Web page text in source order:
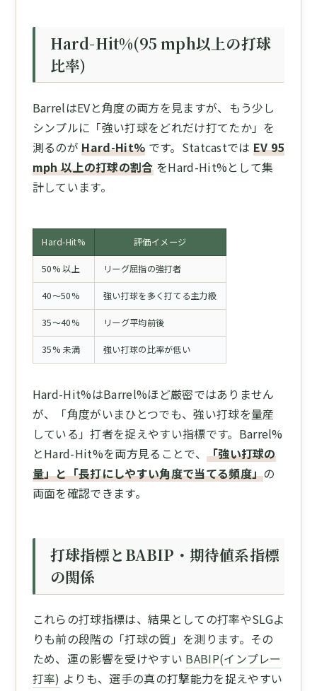
Hard-Hit%(95 mph以上の打球
比率)
BarrelはEVと角度の両方を見ますが、もう少し
シンプルに「強い打球をどれだけ打てたか」を
測るのがHard-Hit% です。StatcastではEV 95
mph 以上の打球の割合をHard-Hit%として集
計しています。
Hard-Hit% 評価イメージ
50% 以上 リーグ屈指の強打者
40〜50% 強い打球を多く打てる主力級
35〜40% リーグ平均前後
35% 未満 強い打球の比率が低い
Hard-Hit%はBarrel%ほど厳密ではありません
が、「角度がいまひとつでも、強い打球を量産
している」打者を捉えやすい指標です。Barrel%
とHard-Hit%を両方見ることで、 「強い打球の
量」と「長打にしやすい角度で当てる頻度」の
両面を確認できます。
打球指標とBABIP・期待値系指標
の関係
これらの打球指標は、結果としての打率やSLGよ
りも前の段階の「打球の質」を測ります。その
ため、運の影響を受けやすい BABIP(インプレー
打率) よりも、選手の真の打撃能力を捉えやすい